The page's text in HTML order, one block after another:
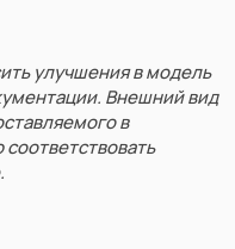
улучшения в модель
Внешний вид
в